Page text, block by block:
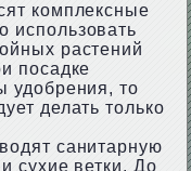
комплексные
использовать
растений
посадке
удобрения, то
делать только
санитарную
сухие ветки. До